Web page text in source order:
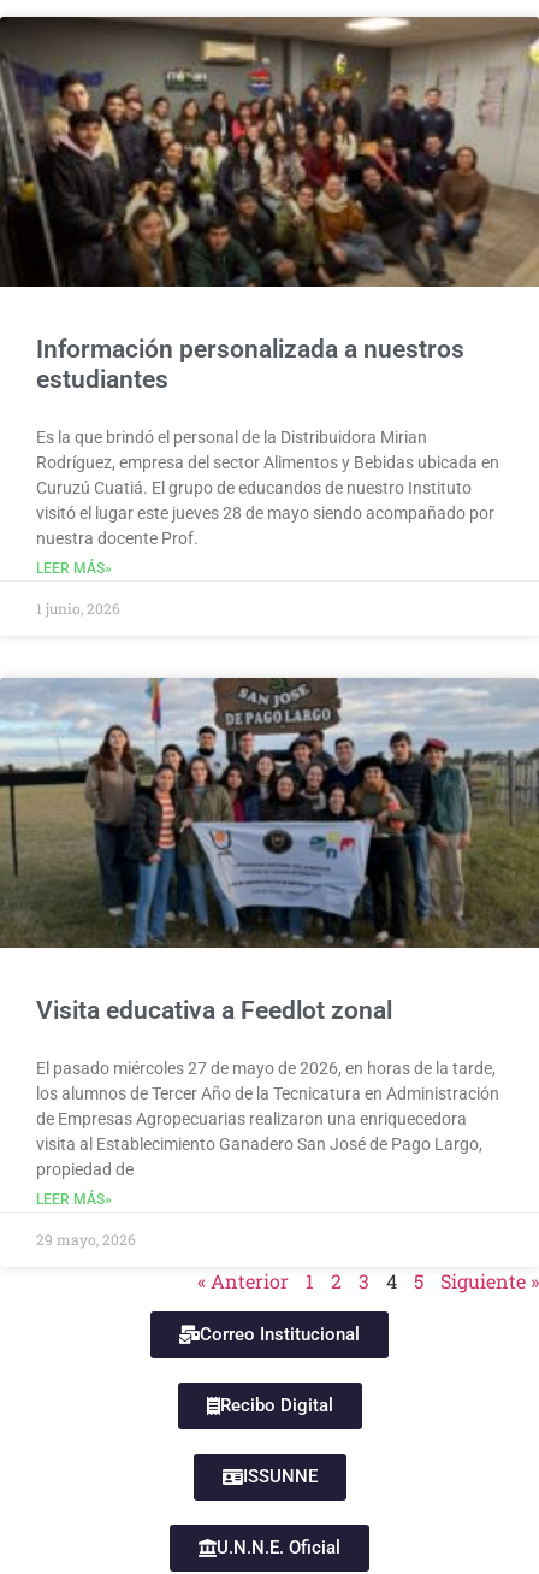
Información personalizada a nuestros
estudiantes
Es la que brindó el personal de la Distribuidora Mirian
Rodríguez, empresa del sector Alimentos y Bebidas ubicada en
Curuzú Cuatiá. El grupo de educandos de nuestro Instituto
visitó el lugar este jueves 28 de mayo siendo acompañado por
nuestra docente Prof.
LEER MÁS»
1 junio, 2026
Visita educativa a Feedlot zonal
El pasado miércoles 27 de mayo de 2026, en horas de la tarde,
los alumnos de Tercer Año de la Tecnicatura en Administración
de Empresas Agropecuarias realizaron una enriquecedora
visita al Establecimiento Ganadero San José de Pago Largo,
propiedad de
LEER MÁS»
29 mayo, 2026
« Anterior 1 2 3 4 5 Siguiente »
Correo Institucional
Recibo Digital
ISSUNNE
U.N.N.E. Oficial